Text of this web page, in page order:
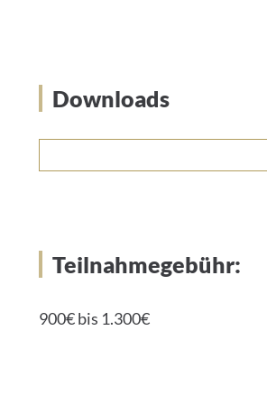
Downloads
Teilnahmegebühr:
900€ bis 1.300€